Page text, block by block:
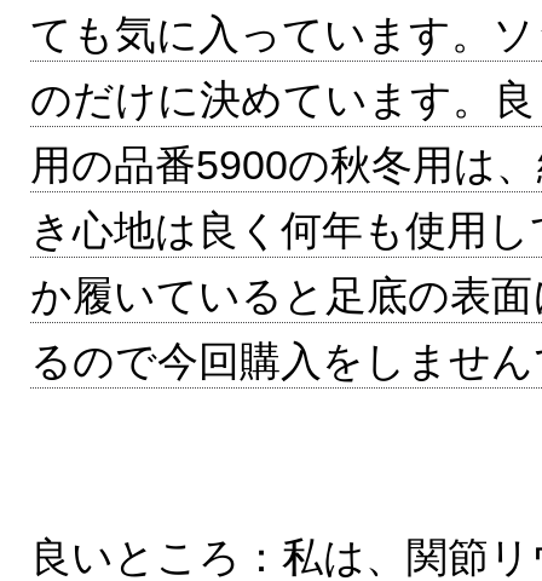
ても気に入っています。
のだけに決めています。
用の品番5900の秋冬用は
き心地は良く何年も使用
か履いていると足底の表
るので今回購入をしませ
良いところ：私は、関節